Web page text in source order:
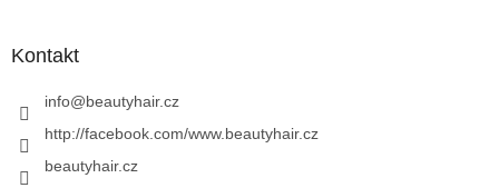
y
Kontakt
info@beautyhair.cz
http://facebook.com/www.beautyhair.cz
beautyhair.cz